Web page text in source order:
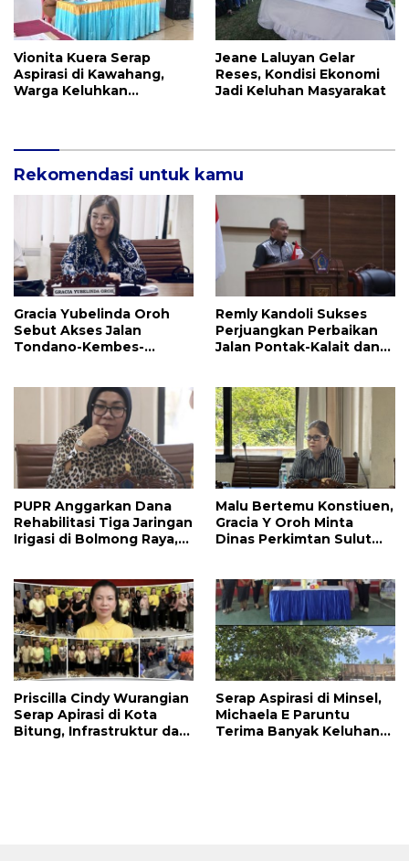
Vionita Kuera Serap
Aspirasi di Kawahang,
Warga Keluhkan
Jeane Laluyan Gelar
Reses, Kondisi Ekonomi
Jadi Keluhan Masyarakat
Rekomendasi untuk kamu
Gracia Yubelinda Oroh
Sebut Akses Jalan
Tondano-Kembes-
Remly Kandoli Sukses
Perjuangkan Perbaikan
Jalan Pontak-Kalait dan
PUPR Anggarkan Dana
Rehabilitasi Tiga Jaringan
Irigasi di Bolmong Raya,
Malu Bertemu Konstiuen,
Gracia Y Oroh Minta
Dinas Perkimtan Sulut
Jalan di Tandengan I
Priscilla Cindy Wurangian
Serap Apirasi di Kota
Bitung, Infrastruktur dan
Serap Aspirasi di Minsel,
Michaela E Paruntu
Terima Banyak Keluhan